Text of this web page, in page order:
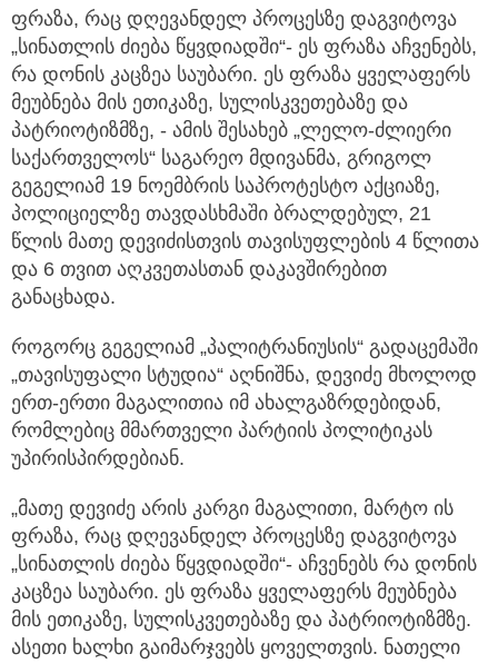
ფრაზა, რაც დღევანდელ პროცესზე დაგვიტოვა
„სინათლის ძიება წყვდიადში“- ეს ფრაზა აჩვენებს,
რა დონის კაცზეა საუბარი. ეს ფრაზა ყველაფერს
მეუბნება მის ეთიკაზე, სულისკვეთებაზე და
პატრიოტიზმზე, - ამის შესახებ „ლელო-ძლიერი
საქართველოს“ საგარეო მდივანმა, გრიგოლ
გეგელიამ 19 ნოემბრის საპროტესტო აქციაზე,
პოლიციელზე თავდასხმაში ბრალდებულ, 21
წლის მათე დევიძისთვის თავისუფლების 4 წლითა
და 6 თვით აღკვეთასთან დაკავშირებით
განაცხადა.
როგორც გეგელიამ „პალიტრანიუსის“ გადაცემაში
„თავისუფალი სტუდია“ აღნიშნა, დევიძე მხოლოდ
ერთ-ერთი მაგალითია იმ ახალგაზრდებიდან,
რომლებიც მმართველი პარტიის პოლიტიკას
უპირისპირდებიან.
„მათე დევიძე არის კარგი მაგალითი, მარტო ის
ფრაზა, რაც დღევანდელ პროცესზე დაგვიტოვა
„სინათლის ძიება წყვდიადში“- აჩვენებს რა დონის
კაცზეა საუბარი. ეს ფრაზა ყველაფერს მეუბნება
მის ეთიკაზე, სულისკვეთებაზე და პატრიოტიზმზე.
ასეთი ხალხი გაიმარჯვებს ყოველთვის. ნათელი